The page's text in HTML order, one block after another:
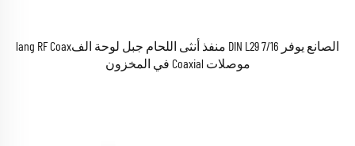
الصانع يوفر 7/16 DIN L29 منفذ أنثى اللحام جبل لوحة الفlang RF Coax
موصلات Coaxial في المخزون